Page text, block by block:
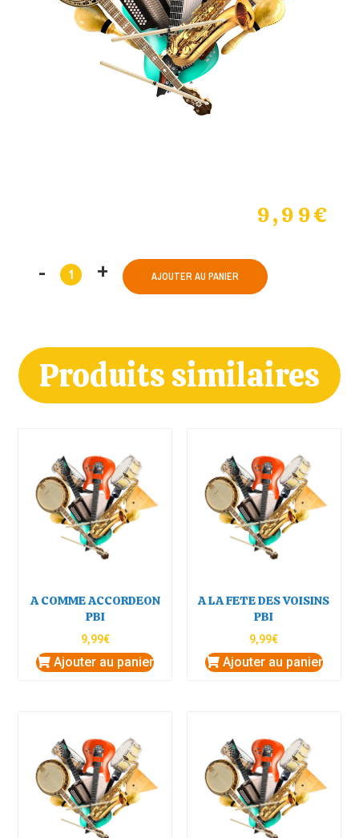
9,99€
AJOUTER AU PANIER
Produits similaires
A COMME ACCORDEON
PBI
9,99€
Ajouter au panier
A LA FETE DES VOISINS
PBI
9,99€
Ajouter au panier